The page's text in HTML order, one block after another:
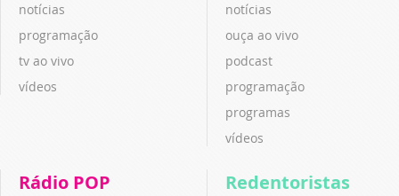
notícias
programação
tv ao vivo
vídeos
notícias
ouça ao vivo
podcast
programação
programas
vídeos
Rádio POP Redentoristas